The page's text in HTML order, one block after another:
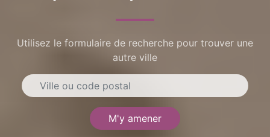
Utilisez le formulaire de recherche pour trouver une
autre ville
M'y amener